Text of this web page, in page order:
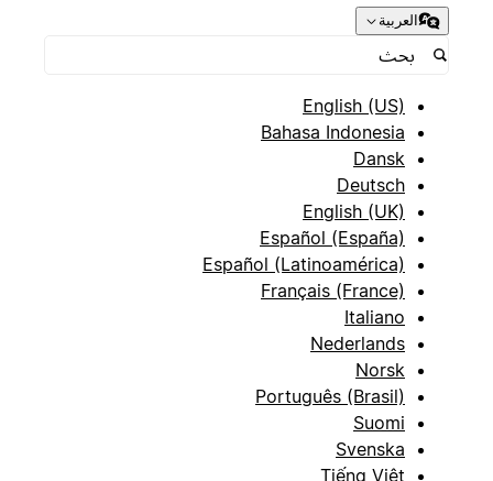
العربية
English (US)
Bahasa Indonesia
Dansk
Deutsch
English (UK)
Español (España)
Español (Latinoamérica)
Français (France)
Italiano
Nederlands
Norsk
Português (Brasil)
Suomi
Svenska
Tiếng Việt